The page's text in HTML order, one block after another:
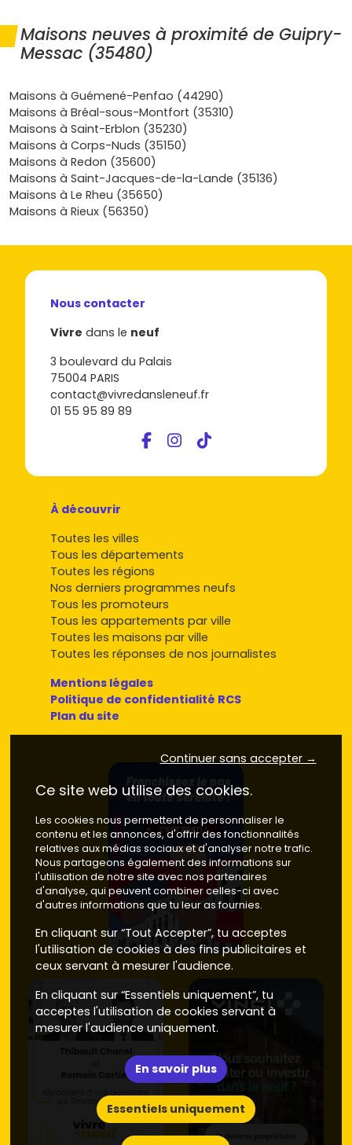
compte : Guipry-Messac te offre un compromis malin
entre nature, dynamisme local et déplacements simples,
un atout si tu veux acheter pour y vivre longtemps ou
neuf à Guipry-Messac, c’est donc un budget mieux
maîtrisé, des aides activables sous conditions, des
charges contenues et une vraie tranquillité juridique et
technique. Si tu veux avancer concrètement,
les programmes neufs disponibles à Guipry-Messac
sur Vivre dans le neuf, compare les lots, les plans et les
prix, et fais le point sur les aides auxquelles tu peux
prétendre : en quelques minutes, tu sauras si c’est le bon
moment pour devenir propriétaire et tu pourras réserver
Maisons neuves à proximité de Guipry-
Messac (35480)
Maisons à Guémené-Penfao (44290)
Maisons à Bréal-sous-Montfort (35310)
Maisons à Saint-Erblon (35230)
Maisons à Corps-Nuds (35150)
Maisons à Redon (35600)
Maisons à Saint-Jacques-de-la-Lande (35136)
Maisons à Le Rheu (35650)
Maisons à Rieux (56350)
Nous contacter
Vivre dans le neuf
3 boulevard du Palais
75004 PARIS
contact@vivredansleneuf.fr
01 55 95 89 89
À découvrir
Toutes les villes
Tous les départements
Toutes les régions
Nos derniers programmes neufs
Tous les promoteurs
Tous les appartements par ville
Toutes les maisons par ville
Toutes les réponses de nos journalistes
Mentions légales
Politique de confidentialité RCS
Plan du site
Continuer sans accepter →
Ce site web utilise des cookies.
Les cookies nous permettent de personnaliser le
contenu et les annonces, d'offrir des fonctionnalités
relatives aux médias sociaux et d'analyser notre trafic.
Nous partageons également des informations sur
l'utilisation de notre site avec nos partenaires
d'analyse, qui peuvent combiner celles-ci avec
d'autres informations que tu leur as fournies.
En cliquant sur “Tout Accepter”, tu acceptes
l'utilisation de cookies à des fins publicitaires et
ceux servant à mesurer l'audience.
En cliquant sur “Essentiels uniquement”, tu
acceptes l'utilisation de cookies servant à
mesurer l'audience uniquement.
En savoir plus
Essentiels uniquement